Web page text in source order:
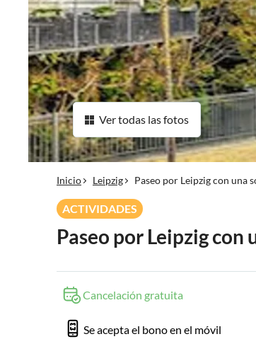
Ver todas las fotos
Inicio Leipzig Paseo por Leipzig con una
ACTIVIDADES
Paseo por Leipzig
Cancelación gratuita
Se acepta el bono en el móvil